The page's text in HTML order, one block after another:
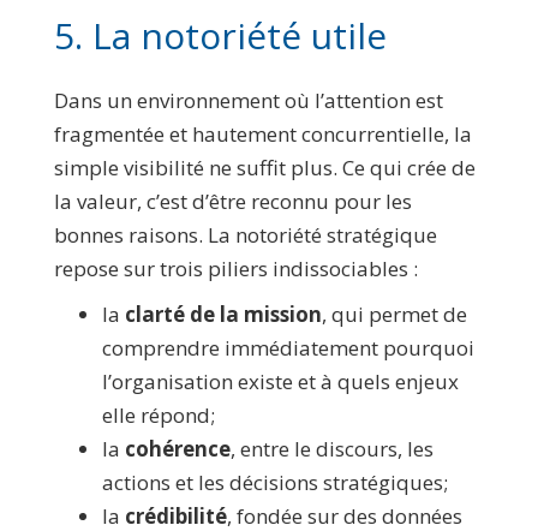
5. La notoriété utile
Dans un environnement où l’attention est
fragmentée et hautement concurrentielle, la
simple visibilité ne suffit plus. Ce qui crée de
la valeur, c’est d’être reconnu pour les
bonnes raisons. La notoriété stratégique
repose sur trois piliers indissociables :
la clarté de la mission, qui permet de
comprendre immédiatement pourquoi
l’organisation existe et à quels enjeux
elle répond;
la cohérence, entre le discours, les
actions et les décisions stratégiques;
la crédibilité, fondée sur des données